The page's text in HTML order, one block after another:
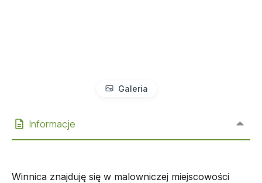
Galeria
Informacje
Winnica znajduję się w malowniczej miejscowości